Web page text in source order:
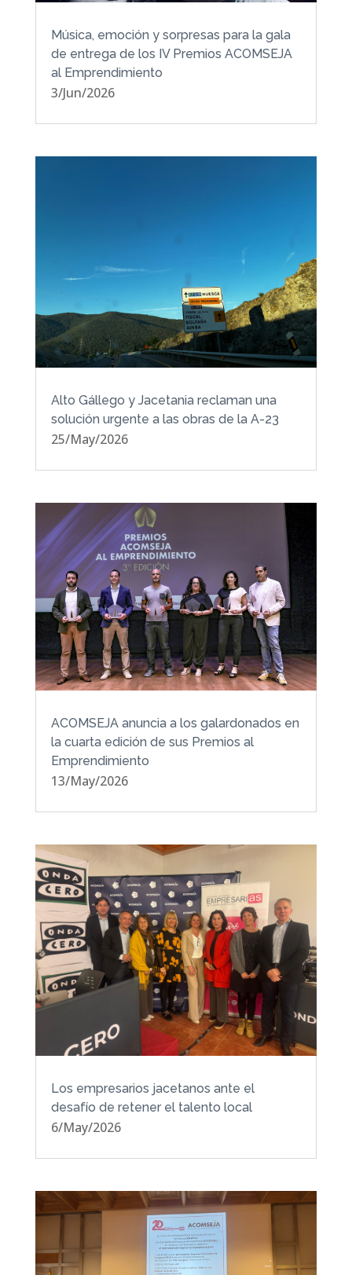
Música, emoción y sorpresas para la gala
de entrega de los IV Premios ACOMSEJA
al Emprendimiento
3/Jun/2026
Alto Gállego y Jacetania reclaman una
solución urgente a las obras de la A-23
25/May/2026
ACOMSEJA anuncia a los galardonados en
la cuarta edición de sus Premios al
Emprendimiento
13/May/2026
Los empresarios jacetanos ante el
desafío de retener el talento local
6/May/2026